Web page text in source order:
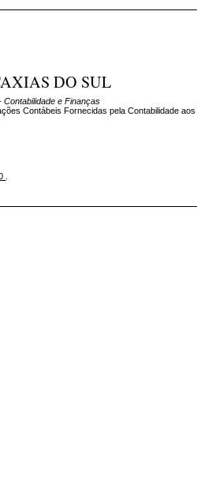
DO SUL
Contabilidade e Finanças
Contábeis Fornecidas pela Contabilidade